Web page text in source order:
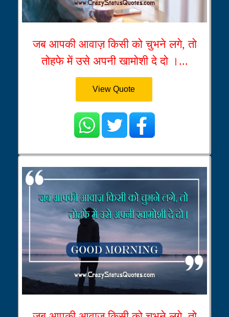
जब आपकी आवाज़ किसी को चुभने लगे, तो
तोहफे में उसे अपनी खामोशी दे दो ।...
View Quote